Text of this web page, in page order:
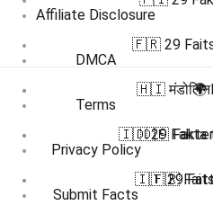
Affiliate Disclosure
DMCA
Terms
Privacy Policy
Submit Facts
🇫🇷 29 Faits
🇭🇮 मंडोलिन
🇮🇩 29 Fakta
🇮🇹 29 Fatti
🌍
🇩🇪
🇫🇷 Faits